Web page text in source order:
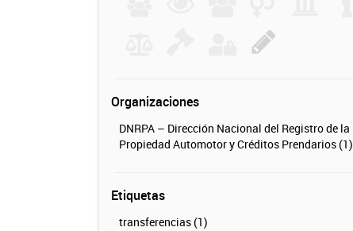
Organizaciones
DNRPA – Dirección Nacional del Registro de la
Propiedad Automotor y Créditos Prendarios (1)
Etiquetas
transferencias (1)